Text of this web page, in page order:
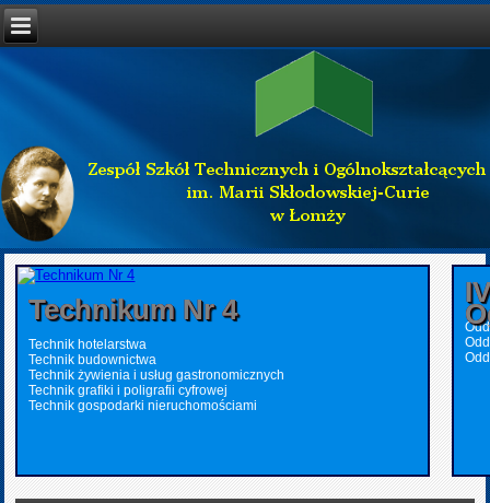
Technikum Nr 4
Technik hotelarstwa
Technik budownictwa
Technik żywienia i usług gastronomicznych
Technik grafiki i poligrafii cyfrowej
Technik gospodarki nieruchomościami